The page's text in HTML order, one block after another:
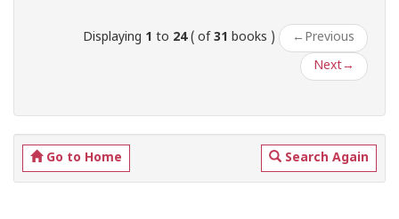
Displaying 1 to 24( of 31 books ) ← Previous
Next→
Go to Home Search Again